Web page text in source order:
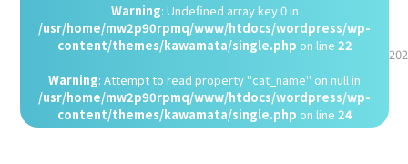
Warning: Undefined array key 0 in
/usr/home/mw2p90rpmq/www/htdocs/wordpress/wp-
content/themes/kawamata/single.php on line 22
Warning: Attempt to read property "cat_name" on null in
/usr/home/mw2p90rpmq/www/htdocs/wordpress/wp-
content/themes/kawamata/single.php on line 24